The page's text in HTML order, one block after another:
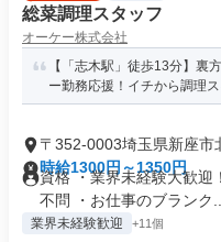
総菜調理スタッフ
オーケー株式会社
【「志木駅」徒歩13分】裏
ー勤務応援！イチから調理
〒352-0003埼玉県新座市
時給1300円～1350円
資格 ・業界未経験大歓迎
不問 ・お仕事のブランク...
業界未経験歓迎 +11個